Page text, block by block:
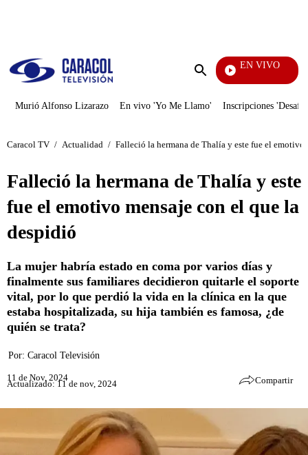
Enviar
EN VIVO
Día
Murió Alfonso Lizarazo En vivo 'Yo Me Llamo' Inscripciones
Caracol TV / Actualidad / Falleció la hermana de Thalía y este fue el
Falleció la hermana de Thalía y este
fue el emotivo mensaje con el que la
despidió
La mujer habría estado en coma por varios días y
finalmente sus familiares decidieron quitarle el soporte
vital, por lo que perdió la vida en la clínica en la que
estaba hospitalizada, su hija también es famosa, ¿de
quién se trata?
Por: Caracol Televisión
11 de Nov, 2024
Actualizado: 11 de nov, 2024 Compartir